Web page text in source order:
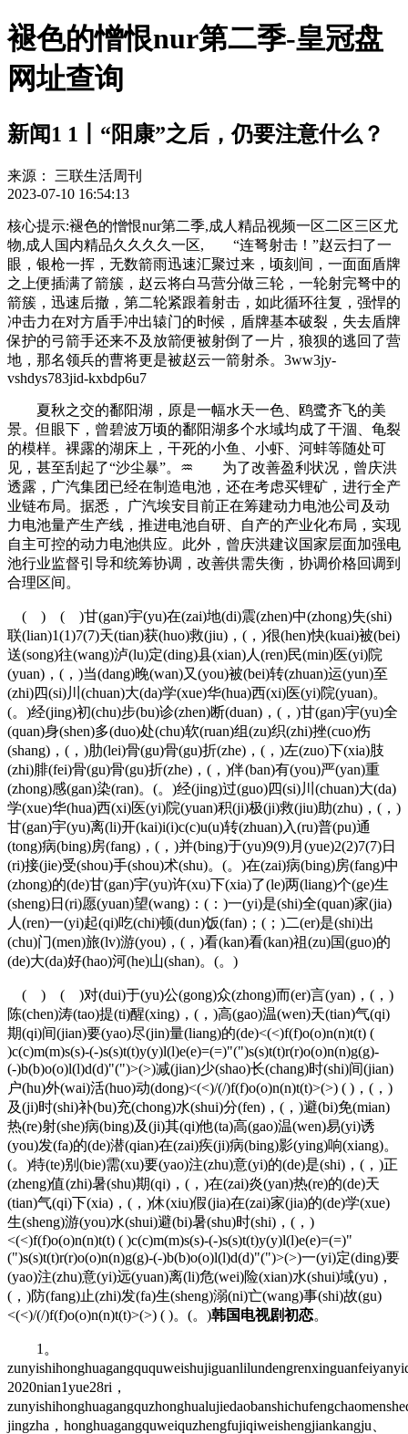
褪色的憎恨nur第二季-皇冠盘
网址查询
新闻1 1丨“阳康”之后，仍要注意什么？
来源：
三联生活周刊
2023-07-10 16:54:13
核心提示:褪色的憎恨nur第二季,成人精品视频一区二区三区尤
物,成人国内精品久久久久一区, “连弩射击！”赵云扫了一
眼，银枪一挥，无数箭雨迅速汇聚过来，顷刻间，一面面盾牌
之上便插满了箭簇，赵云将白马营分做三轮，一轮射完弩中的
箭簇，迅速后撤，第二轮紧跟着射击，如此循环往复，强悍的
冲击力在对方盾手冲出辕门的时候，盾牌基本破裂，失去盾牌
保护的弓箭手还来不及放箭便被射倒了一片，狼狈的逃回了营
地，那名领兵的曹将更是被赵云一箭射杀。3ww3jy-
vshdys783jid-kxbdp6u7
夏秋之交的鄱阳湖，原是一幅水天一色、鸥鹭齐飞的美
景。但眼下，曾碧波万顷的鄱阳湖多个水域均成了干涸、龟裂
的模样。裸露的湖床上，干死的小鱼、小虾、河蚌等随处可
见，甚至刮起了“沙尘暴”。♒ 为了改善盈利状况，曾庆洪
透露，广汽集团已经在制造电池，还在考虑买锂矿，进行全产
业链布局。据悉， 广汽埃安目前正在筹建动力电池公司及动
力电池量产生产线，推进电池自研、自产的产业化布局，实现
自主可控的动力电池供应。此外，曾庆洪建议国家层面加强电
池行业监督引导和统筹协调，改善供需失衡，协调价格回调到
合理区间。
( ) ( )甘(gan)宇(yu)在(zai)地(di)震(zhen)中(zhong)失(shi)
联(lian)1(1)7(7)天(tian)获(huo)救(jiu)，(，)很(hen)快(kuai)被(bei)
送(song)往(wang)泸(lu)定(ding)县(xian)人(ren)民(min)医(yi)院
(yuan)，(，)当(dang)晚(wan)又(you)被(bei)转(zhuan)运(yun)至
(zhi)四(si)川(chuan)大(da)学(xue)华(hua)西(xi)医(yi)院(yuan)。
(。)经(jing)初(chu)步(bu)诊(zhen)断(duan)，(，)甘(gan)宇(yu)全
(quan)身(shen)多(duo)处(chu)软(ruan)组(zu)织(zhi)挫(cuo)伤
(shang)，(，)肋(lei)骨(gu)骨(gu)折(zhe)，(，)左(zuo)下(xia)肢
(zhi)腓(fei)骨(gu)骨(gu)折(zhe)，(，)伴(ban)有(you)严(yan)重
(zhong)感(gan)染(ran)。(。)经(jing)过(guo)四(si)川(chuan)大(da)
学(xue)华(hua)西(xi)医(yi)院(yuan)积(ji)极(ji)救(jiu)助(zhu)，(，)
甘(gan)宇(yu)离(li)开(kai)i(i)c(c)u(u)转(zhuan)入(ru)普(pu)通
(tong)病(bing)房(fang)，(，)并(bing)于(yu)9(9)月(yue)2(2)7(7)日
(ri)接(jie)受(shou)手(shou)术(shu)。(。)在(zai)病(bing)房(fang)中
(zhong)的(de)甘(gan)宇(yu)许(xu)下(xia)了(le)两(liang)个(ge)生
(sheng)日(ri)愿(yuan)望(wang)：(：)一(yi)是(shi)全(quan)家(jia)
人(ren)一(yi)起(qi)吃(chi)顿(dun)饭(fan)；(；)二(er)是(shi)出
(chu)门(men)旅(lv)游(you)，(，)看(kan)看(kan)祖(zu)国(guo)的
(de)大(da)好(hao)河(he)山(shan)。(。)
( ) ( )对(dui)于(yu)公(gong)众(zhong)而(er)言(yan)，(，)
陈(chen)涛(tao)提(ti)醒(xing)，(，)高(gao)温(wen)天(tian)气(qi)
期(qi)间(jian)要(yao)尽(jin)量(liang)的(de)<(<)f(f)o(o)n(n)t(t) (
)c(c)m(m)s(s)-(-)s(s)t(t)y(y)l(l)e(e)=(=)"(")s(s)t(t)r(r)o(o)n(n)g(g)-
(-)b(b)o(o)l(l)d(d)"(")>(>)减(jian)少(shao)长(chang)时(shi)间(jian)
户(hu)外(wai)活(huo)动(dong)<(<)/(/)f(f)o(o)n(n)t(t)>(>) ( )，(，)
及(ji)时(shi)补(bu)充(chong)水(shui)分(fen)，(，)避(bi)免(mian)
热(re)射(she)病(bing)及(ji)其(qi)他(ta)高(gao)温(wen)易(yi)诱
(you)发(fa)的(de)潜(qian)在(zai)疾(ji)病(bing)影(ying)响(xiang)。
(。)特(te)别(bie)需(xu)要(yao)注(zhu)意(yi)的(de)是(shi)，(，)正
(zheng)值(zhi)暑(shu)期(qi)，(，)在(zai)炎(yan)热(re)的(de)天
(tian)气(qi)下(xia)，(，)休(xiu)假(jia)在(zai)家(jia)的(de)学(xue)
生(sheng)游(you)水(shui)避(bi)暑(shu)时(shi)，(，)
<(<)f(f)o(o)n(n)t(t) ( )c(c)m(m)s(s)-(-)s(s)t(t)y(y)l(l)e(e)=(=)"
(")s(s)t(t)r(r)o(o)n(n)g(g)-(-)b(b)o(o)l(l)d(d)"(")>(>)一(yi)定(ding)要
(yao)注(zhu)意(yi)远(yuan)离(li)危(wei)险(xian)水(shui)域(yu)，
(，)防(fang)止(zhi)发(fa)生(sheng)溺(ni)亡(wang)事(shi)故(gu)
<(<)/(/)f(f)o(o)n(n)t(t)>(>) ( )。(。)韩国电视剧初恋。
1。
2020nian1yue28ri，
jingzha，honghuagangquweiquzhengfujiqiweishengjiankangju、